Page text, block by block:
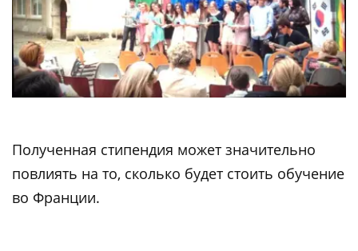
Полученная стипендия может значительно
повлиять на то, сколько будет стоить обучение
во Франции.